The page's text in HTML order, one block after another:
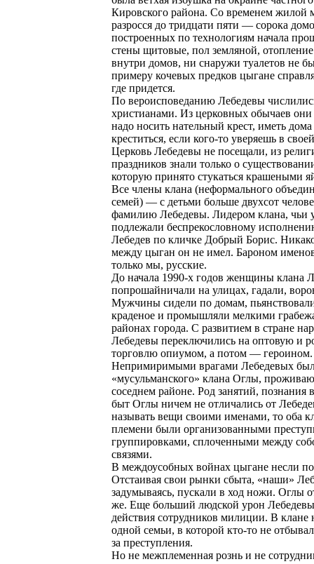
Кировского района. Со временем жилой
разросся до тридцати пяти — сорока
построенных по технологиям начала
стены щитовые, пол земляной,
внутри домов, ни снаружи туалетов не
примеру кочевых предков цыгане
где придется.
По вероисповеданию Лебедевы
христианами. Из церковных обычаев они
надо носить нательный крест, иметь
креститься, если кого-то уверяешь в
Церковь Лебедевы не посещали, из
праздников знали только о
которую принято стукаться крашеными
Все члены клана (неформального
семей) — с детьми больше двухсот
фамилию Лебедевы. Лидером клана, чьи
подлежали беспрекословному
Лебедев по кличке Добрый Борис.
между цыган он не имел. Бароном
только мы, русские.
До начала 1990-х годов женщины клана
попрошайничали на улицах, гадали,
Мужчины сидели по домам,
краденое и промышляли мелкими
районах города. С развитием в стране
Лебедевы переключились на оптовую и
торговлю опиумом, а потом — героином.
Непримиримыми врагами Лебедевых
«мусульманского» клана Оглы,
соседнем районе. Род занятий, познания
быт Оглы ничем не отличались от
называть вещи своими именами, то оба
племени были организованными
группировками, сплоченными между
связями.
В междоусобных войнах цыгане несли
Отстаивая свои рынки сбыта, «наши»
задумываясь, пускали в ход ножи. Оглы
же. Еще больший людской урон
действия сотрудников милиции. В клане
одной семьи, в которой кто-то не
за преступления.
Но не межплеменная рознь и не